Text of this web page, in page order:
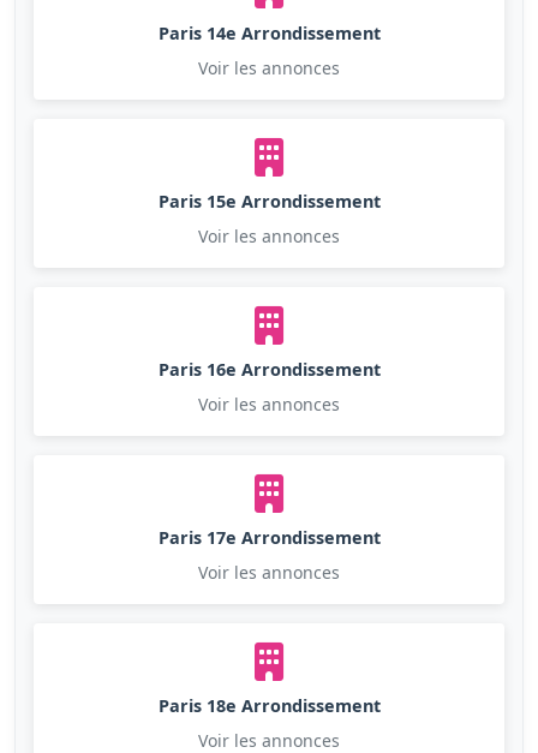
Paris 14e Arrondissement
Voir les annonces
Paris 15e Arrondissement
Voir les annonces
Paris 16e Arrondissement
Voir les annonces
Paris 17e Arrondissement
Voir les annonces
Paris 18e Arrondissement
Voir les annonces